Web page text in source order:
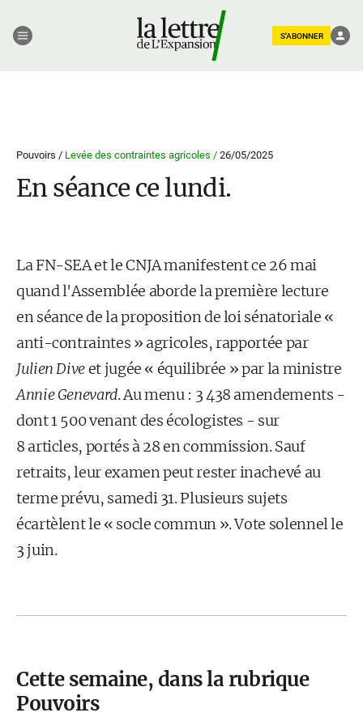
S'ABONNER
Pouvoirs / Levée des contraintes agricoles / 26/05/2025
En séance ce lundi.
La FN-SEA et le CNJA manifestent ce 26 mai
quand l'Assemblée aborde la première lecture
en séance de la proposition de loi sénatoriale «
anti-contraintes » agricoles, rapportée par
Julien Diveet jugée « équilibrée » par la ministre
Annie Genevard. Au menu : 3 438 amendements -
dont 1 500 venant des écologistes - sur
8 articles, portés à 28 en commission. Sauf
retraits, leur examen peut rester inachevé au
terme prévu, samedi 31. Plusieurs sujets
écartèlent le « socle commun ». Vote solennel le
3 juin.
Cette semaine, dans la rubrique
Pouvoirs